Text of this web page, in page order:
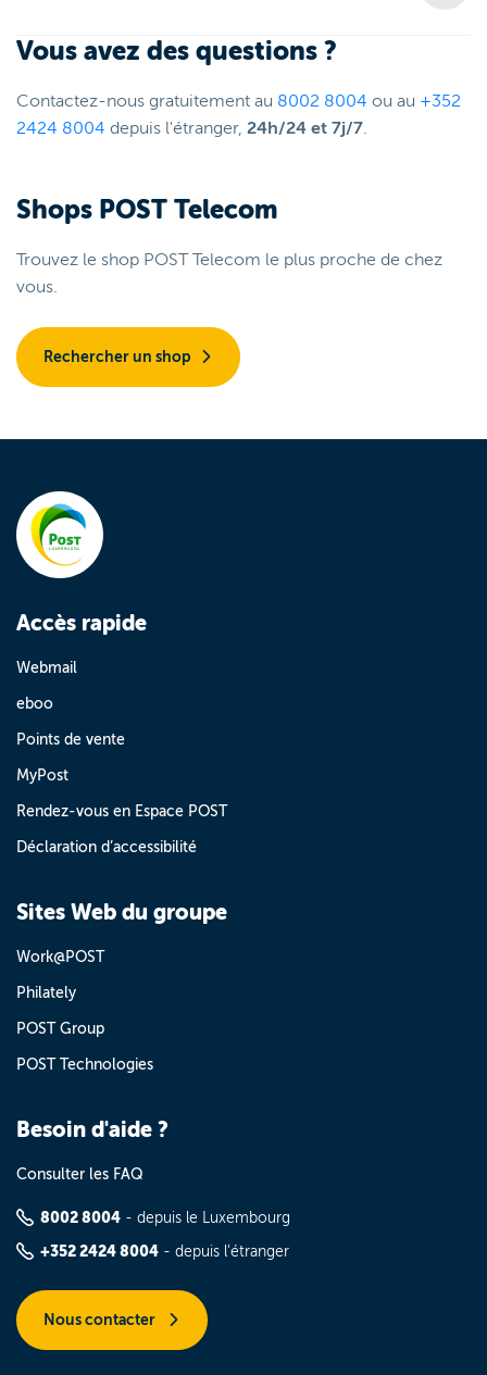
Vous avez des questions ?
Contactez-nous gratuitement au 8002 8004 ou au +352
2424 8004 depuis l'étranger, 24h/24 et 7j/7.
Shops POST Telecom
Trouvez le shop POST Telecom le plus proche de chez
vous.
Rechercher un shop
Accès rapide
Webmail
eboo
Points de vente
MyPost
Rendez-vous en Espace POST
Déclaration d’accessibilité
Sites Web du groupe
Work@POST
Philately
POST Group
POST Technologies
Besoin d'aide ?
Consulter les FAQ
8002 8004 - depuis le Luxembourg
+352 2424 8004 - depuis l'étranger
Nous contacter